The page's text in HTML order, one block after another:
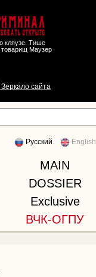
открыто
кляузе. Тише
Маузер
Зеркало сайта
Русский English
MAIN
DOSSIER
Exclusive
ВЧК-ОГПУ